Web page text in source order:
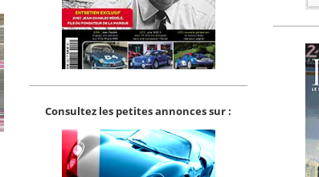
Consultez les petites annonces sur :